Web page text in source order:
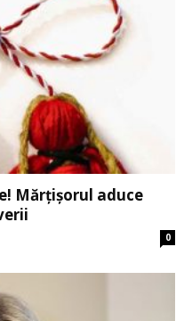
Mărțișorul aduce
0